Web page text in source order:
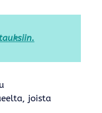
joista